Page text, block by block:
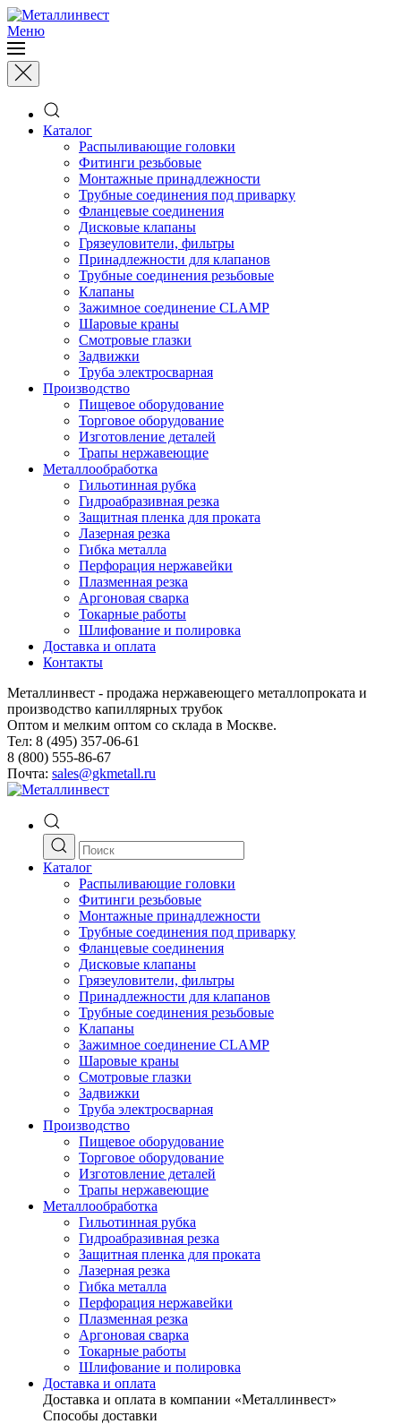
Меню
Каталог
Распыливающие головки
Фитинги резьбовые
Монтажные принадлежности
Трубные соединения под приварку
Фланцевые соединения
Дисковые клапаны
Грязеуловители, фильтры
Принадлежности для клапанов
Трубные соединения резьбовые
Клапаны
Зажимное соединение CLAMP
Шаровые краны
Смотровые глазки
Задвижки
Труба электросварная
Производство
Пищевое оборудование
Торговое оборудование
Изготовление деталей
Трапы нержавеющие
Металлообработка
Гильотинная рубка
Гидроабразивная резка
Защитная пленка для проката
Лазерная резка
Гибка металла
Перфорация нержавейки
Плазменная резка
Аргоновая сварка
Токарные работы
Шлифование и полировка
Доставка и оплата
Контакты
Металлинвест - продажа нержавеющего металлопроката и
производство капиллярных трубок
Оптом и мелким оптом со склада в Москве.
Тел: 8 (495) 357-06-61
8 (800) 555-86-67
Почта: sales@gkmetall.ru
Каталог
Распыливающие головки
Фитинги резьбовые
Монтажные принадлежности
Трубные соединения под приварку
Фланцевые соединения
Дисковые клапаны
Грязеуловители, фильтры
Принадлежности для клапанов
Трубные соединения резьбовые
Клапаны
Зажимное соединение CLAMP
Шаровые краны
Смотровые глазки
Задвижки
Труба электросварная
Производство
Пищевое оборудование
Торговое оборудование
Изготовление деталей
Трапы нержавеющие
Металлообработка
Гильотинная рубка
Гидроабразивная резка
Защитная пленка для проката
Лазерная резка
Гибка металла
Перфорация нержавейки
Плазменная резка
Аргоновая сварка
Токарные работы
Шлифование и полировка
Доставка и оплата
Доставка и оплата в компании «Металлинвест»
Способы доставки